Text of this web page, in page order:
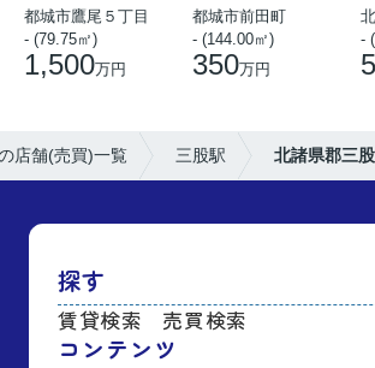
都城市鷹尾５丁目
- (79.75㎡)
1,500万円
都城市前田町
- (144.00㎡)
350万円
-
店舗(売買)一覧 三股駅 北諸県郡三
探す
賃貸検索 売買検索
コンテンツ